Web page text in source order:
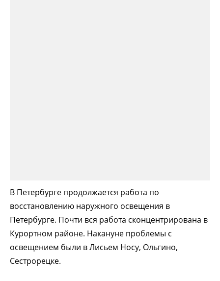
В Петербурге продолжается работа по
восстановлению наружного освещения в
Петербурге. Почти вся работа сконцентрирована в
Курортном районе. Накануне проблемы с
освещением были в Лисьем Носу, Ольгино,
Сестрорецке.